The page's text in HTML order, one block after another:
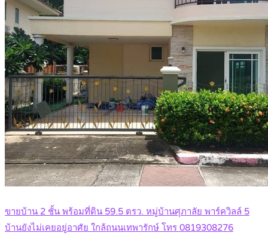
ขายบ้าน 2 ชั้น พร้อมที่ดิน 59.5 ตรว. หมู่บ้านศุภาลัย พาร์ควิลล์ 5
บ้านยังไม่เคยอยู่อาศัย ใกล้ถนนเทพารักษ์ โทร 0819308276